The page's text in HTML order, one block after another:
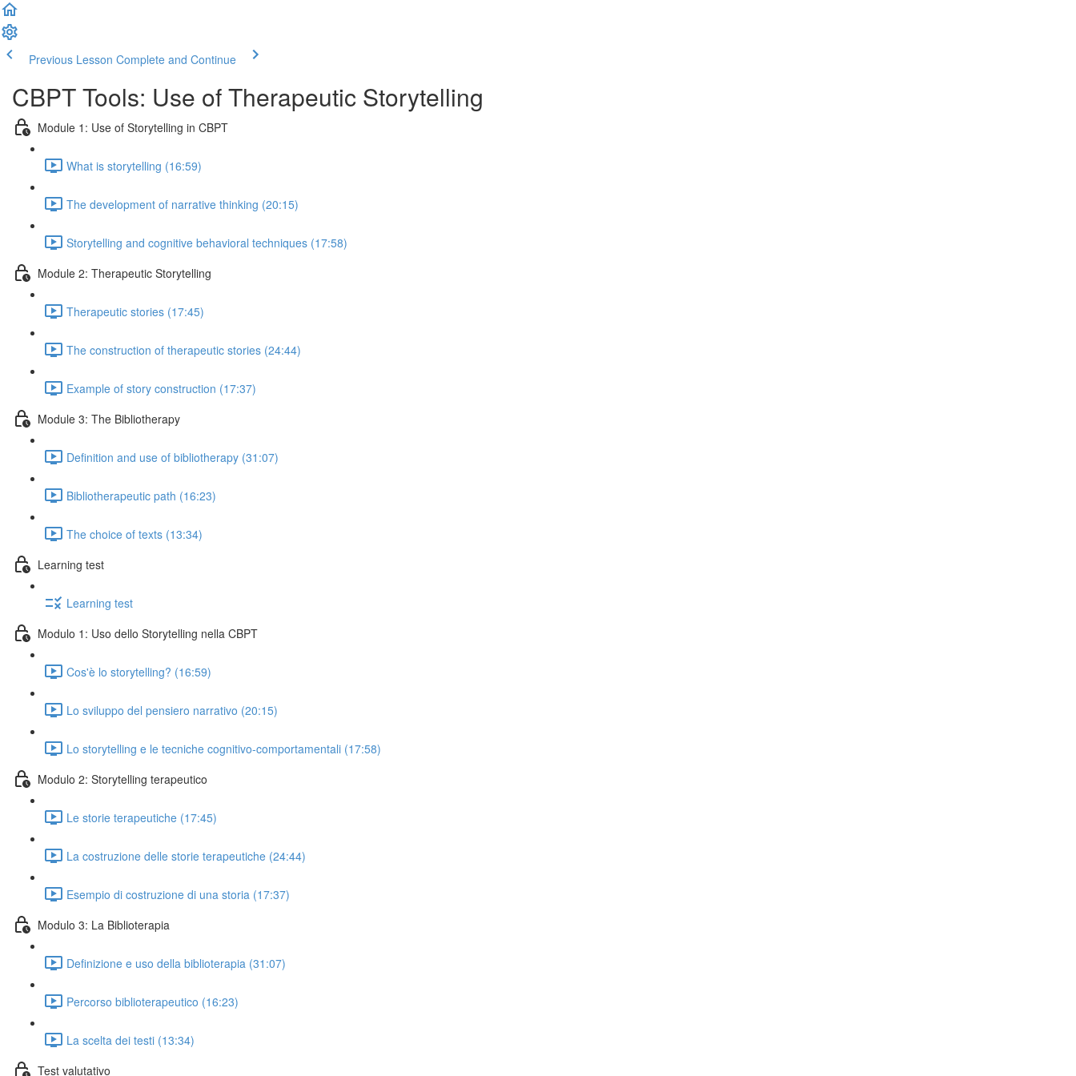
Previous Lesson Complete and Continue
CBPT Tools: Use of Therapeutic Storytelling
Module 1: Use of Storytelling in CBPT
What is storytelling (16:59)
The development of narrative thinking (20:15)
Storytelling and cognitive behavioral techniques (17:58)
Module 2: Therapeutic Storytelling
Therapeutic stories (17:45)
The construction of therapeutic stories (24:44)
Example of story construction (17:37)
Module 3: The Bibliotherapy
Definition and use of bibliotherapy (31:07)
Bibliotherapeutic path (16:23)
The choice of texts (13:34)
Learning test
Learning test
Modulo 1: Uso dello Storytelling nella CBPT
Cos'è lo storytelling? (16:59)
Lo sviluppo del pensiero narrativo (20:15)
Lo storytelling e le tecniche cognitivo-comportamentali (17:58)
Modulo 2: Storytelling terapeutico
Le storie terapeutiche (17:45)
La costruzione delle storie terapeutiche (24:44)
Esempio di costruzione di una storia (17:37)
Modulo 3: La Biblioterapia
Definizione e uso della biblioterapia (31:07)
Percorso biblioterapeutico (16:23)
La scelta dei testi (13:34)
Test valutativo